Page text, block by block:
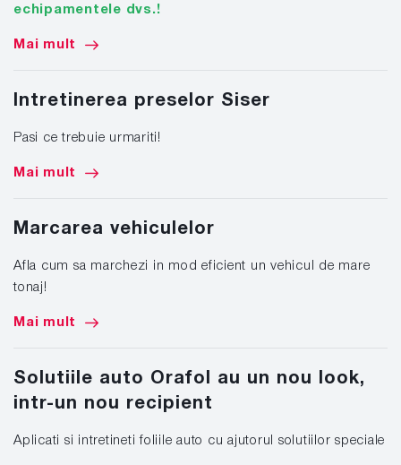
echipamentele dvs.!
Mai mult
Intretinerea preselor Siser
Pasi ce trebuie urmariti!
Mai mult
Marcarea vehiculelor
Afla cum sa marchezi in mod eficient un vehicul de mare
tonaj!
Mai mult
Solutiile auto Orafol au un nou look,
intr-un nou recipient
Aplicati si intretineti foliile auto cu ajutorul solutiilor speciale